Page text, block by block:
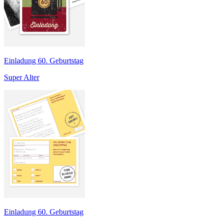
Einladung 60. Geburtstag
Super Alter
Einladung 60. Geburtstag